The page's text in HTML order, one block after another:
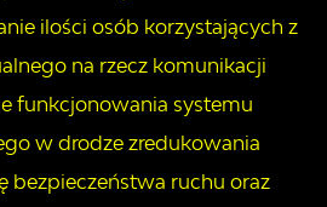
ilości osób korzystających z
na rzecz komunikacji
funkcjonowania systemu
w drodze zredukowania
bezpieczeństwa ruchu oraz